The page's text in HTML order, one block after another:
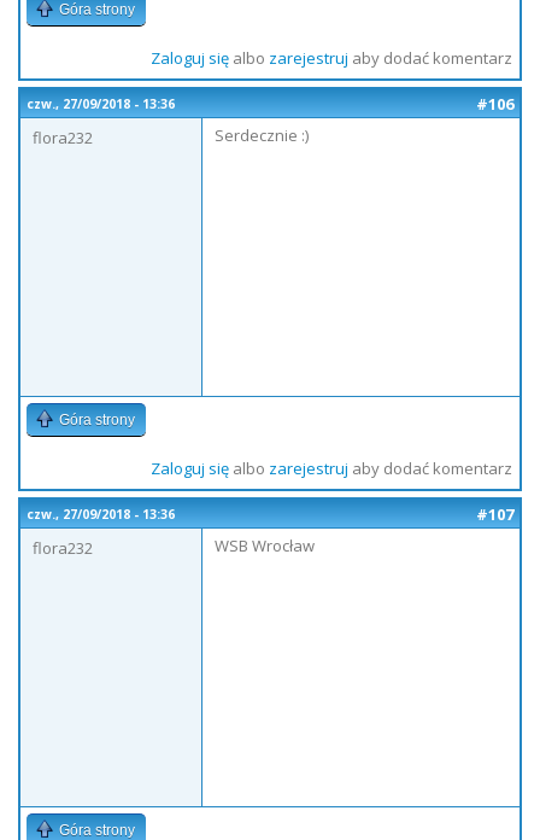
Góra strony
Zaloguj sięalbo zarejestruj aby dodać komentarz
czw., 27/09/2018 - 13:36
#106
flora232
Serdecznie :)
Góra strony
Zaloguj sięalbo zarejestruj aby dodać komentarz
czw., 27/09/2018 - 13:36
#107
flora232
WSB Wrocław
Góra strony